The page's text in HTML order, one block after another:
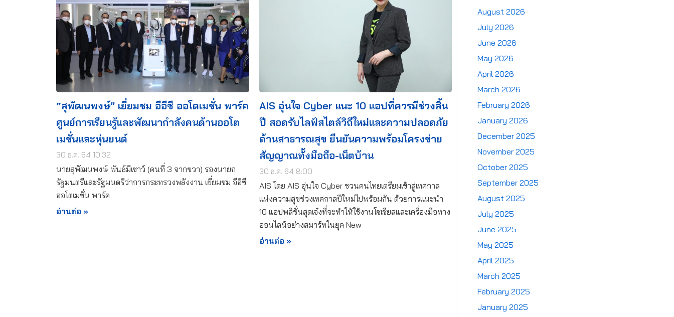
“สุพัฒนพงษ์” เยี่ยมชม อีอีซี ออโตเมชั่น พาร์ค
ศูนย์การเรียนรู้และพัฒนากำลังคนด้านออโต
เมชั่นและหุ่นยนต์
30 ธ.ค. 64 10:32
นายสุพัฒนพงษ์ พันธ์มีเชาว์ (คนที่ 3 จากขวา) รองนายก
รัฐมนตรีและรัฐมนตรีว่าการกระทรวงพลังงาน เยี่ยมชม อีอีซี
ออโตเมชั่น พาร์ค
อ่านต่อ »
AIS อุ่นใจ Cyber แนะ 10 แอปที่ควรมีช่วงสิ้น
ปี สอดรับไลฟ์สไตล์วิถีใหม่และความปลอดภัย
ด้านสาธารณสุข ยืนยันความพร้อมโครงข่าย
สัญญาณทั้งมือถือ-เน็ตบ้าน
30 ธ.ค. 64 8:00
AIS โดย AIS อุ่นใจ Cyber ชวนคนไทยเตรียมเข้าสู่เทศกาล
แห่งความสุขช่วงเทศกาลปีใหม่ไปพร้อมกัน ด้วยการแนะนำ
10 แอปพลิชั่นสุดเจ๋งที่จะทำให้ใช้งานโซเชียลและเครื่องมือทาง
ออนไลน์อย่างสมาร์ทในยุค New
อ่านต่อ »
August 2026
July 2026
June 2026
May 2026
April 2026
March 2026
February 2026
January 2026
December 2025
November 2025
October 2025
September 2025
August 2025
July 2025
June 2025
May 2025
April 2025
March 2025
February 2025
January 2025